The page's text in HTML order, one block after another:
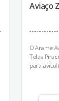
Aviaço
O Arame
Telas
para